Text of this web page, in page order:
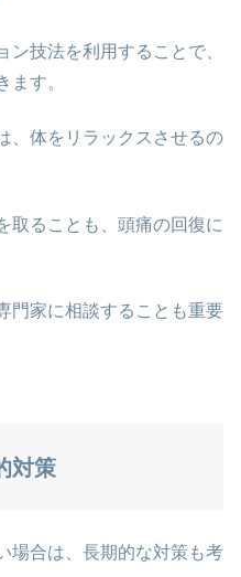
ン技法を利用することで、
ます。
、体をリラックスさせるの
取ることも、頭痛の回復に
門家に相談することも重要
対策
場合は、長期的な対策も考